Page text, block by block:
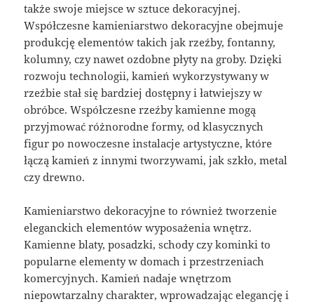
także swoje miejsce w sztuce dekoracyjnej.
Współczesne kamieniarstwo dekoracyjne obejmuje
produkcję elementów takich jak rzeźby, fontanny,
kolumny, czy nawet ozdobne płyty na groby. Dzięki
rozwoju technologii, kamień wykorzystywany w
rzeźbie stał się bardziej dostępny i łatwiejszy w
obróbce. Współczesne rzeźby kamienne mogą
przyjmować różnorodne formy, od klasycznych
figur po nowoczesne instalacje artystyczne, które
łączą kamień z innymi tworzywami, jak szkło, metal
czy drewno.
Kamieniarstwo dekoracyjne to również tworzenie
eleganckich elementów wyposażenia wnętrz.
Kamienne blaty, posadzki, schody czy kominki to
popularne elementy w domach i przestrzeniach
komercyjnych. Kamień nadaje wnętrzom
niepowtarzalny charakter, wprowadzając elegancję i